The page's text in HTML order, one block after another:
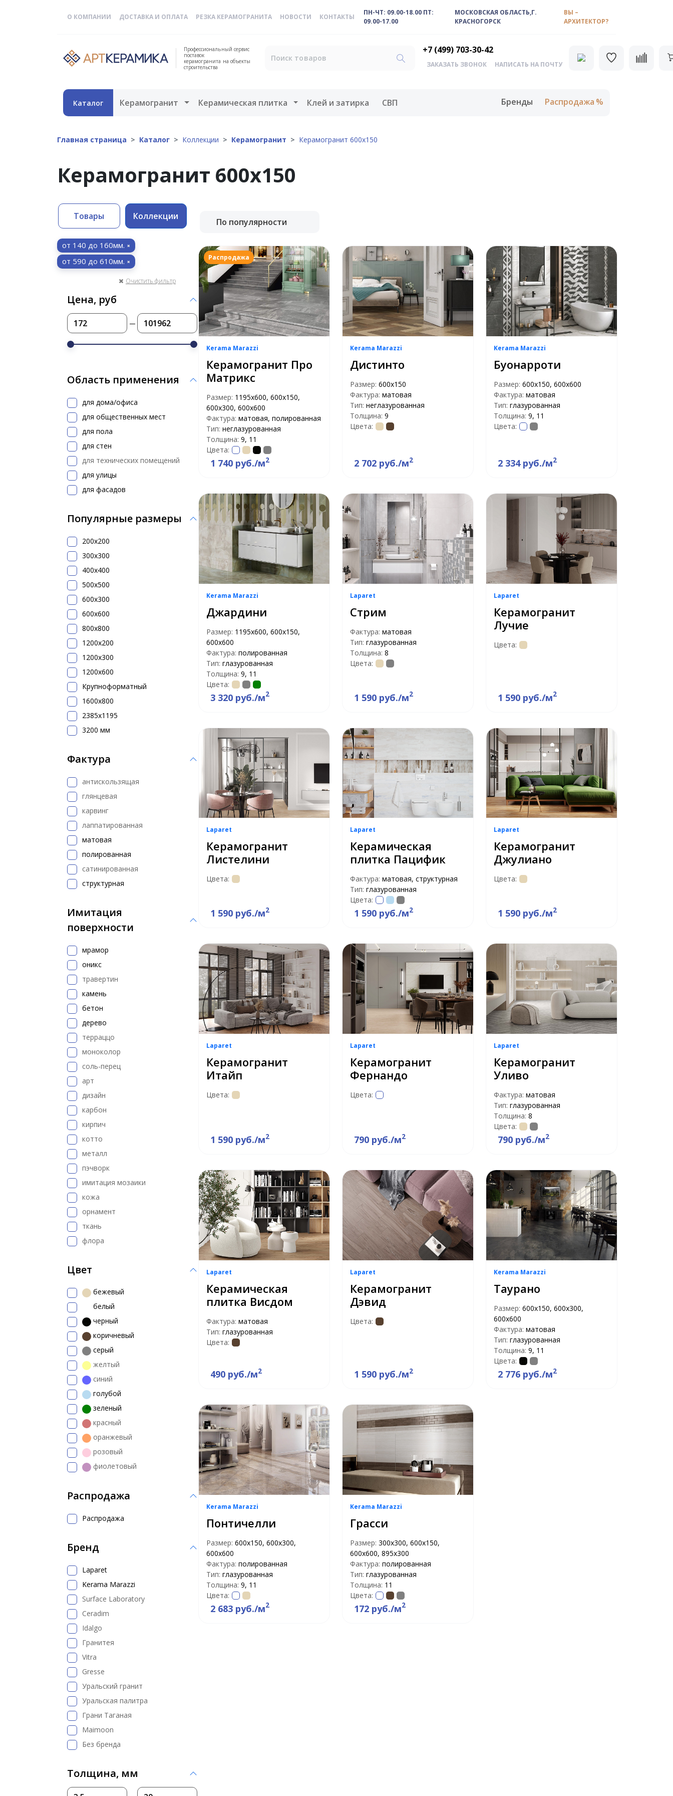
О КОМПАНИИ ДОСТАВКА И ОПЛАТА РЕЗКА КЕРАМОГРАНИТА НОВОСТИ КОНТАКТЫ
ПН-ЧТ: 09.00-18.00 ПТ:
09.00-17.00
МОСКОВСКАЯ ОБЛАСТЬ,Г.
КРАСНОГОРСК
ВЫ –
АРХИТЕКТОР?
Профессиональный сервис
поставок
керамогранита на объекты
строительства
+7 (499) 703-30-42
ЗАКАЗАТЬ ЗВОНОК НАПИСАТЬ НА ПОЧТУ
Каталог Керамогранит Открыть меню
Керамическая плитка Открыть меню
Клей и затирка СВП Бренды Распродажа
Главная страница Каталог Коллекции Керамогранит Керамогранит 600х150
Керамогранит 600х150
Товары Коллекции
от 140 до 160мм.
от 590 до 610мм.
Очистить фильтр
Цена, руб
Область применения
для дома/офиса
для общественных мест
для пола
для стен
для технических помещений
для улицы
для фасадов
Популярные размеры
200x200
300х300
400х400
500x500
600х300
600х600
800х800
1200x200
1200х300
1200х600
Крупноформатный
1600x800
2385x1195
3200 мм
Фактура
антискользящая
глянцевая
карвинг
лаппатированная
матовая
полированная
сатинированная
структурная
Имитация
поверхности
мрамор
оникс
травертин
камень
бетон
дерево
терраццо
моноколор
соль-перец
арт
дизайн
карбон
кирпич
котто
металл
пэчворк
имитация мозаики
кожа
орнамент
ткань
флора
Цвет
бежевый
белый
черный
коричневый
серый
желтый
синий
голубой
зеленый
красный
оранжевый
розовый
фиолетовый
Распродажа
Распродажа
Бренд
Laparet
Kerama Marazzi
Surface Laboratory
Ceradim
Idalgo
Гранитея
Vitra
Gresse
Уральский гранит
Уральская палитра
Грани Таганая
Maimoon
Без бренда
Толщина, мм
По популярности
Распродажа
Kerama Marazzi
Керамогранит Про
Матрикс
Размер: 1195x600, 600x150,
600x300, 600х600
Фактура: матовая, полированная
Тип: неглазурованная
Толщина: 9, 11
Цвета:
1 740 руб./м2
Kerama Marazzi
Дистинто
Размер: 600x150
Фактура: матовая
Тип: неглазурованная
Толщина: 9
Цвета:
2 702 руб./м2
Kerama Marazzi
Буонарроти
Размер: 600x150, 600x600
Фактура: матовая
Тип: глазурованная
Толщина: 9, 11
Цвета:
2 334 руб./м2
Kerama Marazzi
Джардини
Размер: 1195x600, 600x150,
600x600
Фактура: полированная
Тип: глазурованная
Толщина: 9, 11
Цвета:
3 320 руб./м2
Laparet
Стрим
Фактура: матовая
Тип: глазурованная
Толщина: 8
Цвета:
1 590 руб./м2
Laparet
Керамогранит
Лучие
Цвета:
1 590 руб./м2
Laparet
Керамогранит
Листелини
Цвета:
1 590 руб./м2
Laparet
Керамическая
плитка Пацифик
Фактура: матовая, структурная
Тип: глазурованная
Цвета:
1 590 руб./м2
Laparet
Керамогранит
Джулиано
Цвета:
1 590 руб./м2
Laparet
Керамогранит
Итайп
Цвета:
1 590 руб./м2
Laparet
Керамогранит
Фернандо
Цвета:
790 руб./м2
Laparet
Керамогранит
Уливо
Фактура: матовая
Тип: глазурованная
Толщина: 8
Цвета:
790 руб./м2
Laparet
Керамическая
плитка Висдом
Фактура: матовая
Тип: глазурованная
Цвета:
490 руб./м2
Laparet
Керамогранит
Дэвид
Цвета:
1 590 руб./м2
Kerama Marazzi
Таурано
Размер: 600х150, 600х300,
600х600
Фактура: матовая
Тип: глазурованная
Толщина: 9, 11
Цвета:
2 776 руб./м2
Kerama Marazzi
Понтичелли
Размер: 600х150, 600х300,
600х600
Фактура: полированная
Тип: глазурованная
Толщина: 9, 11
Цвета:
2 683 руб./м2
Kerama Marazzi
Грасси
Размер: 300х300, 600х150,
600х600, 895х300
Фактура: полированная
Тип: глазурованная
Толщина: 11
Цвета:
172 руб./м2